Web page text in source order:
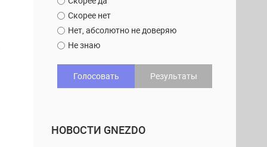
Скорее нет
Нет, абсолютно не доверяю
Не знаю
Голосовать Результаты
НОВОСТИ GNEZDO